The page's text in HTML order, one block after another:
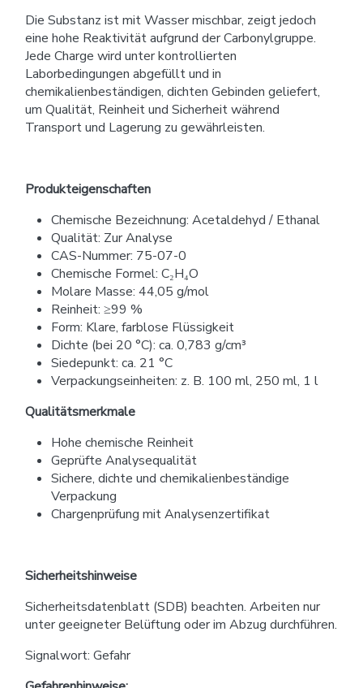
Die Substanz ist mit Wasser mischbar, zeigt jedoch
eine hohe Reaktivität aufgrund der Carbonylgruppe.
Jede Charge wird unter kontrollierten
Laborbedingungen abgefüllt und in
chemikalienbeständigen, dichten Gebinden geliefert,
um Qualität, Reinheit und Sicherheit während
Transport und Lagerung zu gewährleisten.
Produkteigenschaften
Chemische Bezeichnung: Acetaldehyd / Ethanal
Qualität: Zur Analyse
CAS-Nummer: 75-07-0
Chemische Formel: C₂H₄O
Molare Masse: 44,05 g/mol
Reinheit: ≥99 %
Form: Klare, farblose Flüssigkeit
Dichte (bei 20 °C): ca. 0,783 g/cm³
Siedepunkt: ca. 21 °C
Verpackungseinheiten: z. B. 100 ml, 250 ml, 1 l
Qualitätsmerkmale
Hohe chemische Reinheit
Geprüfte Analysequalität
Sichere, dichte und chemikalienbeständige
Verpackung
Chargenprüfung mit Analysenzertifikat
Sicherheitshinweise
Sicherheitsdatenblatt (SDB) beachten. Arbeiten nur
unter geeigneter Belüftung oder im Abzug durchführen.
Signalwort: Gefahr